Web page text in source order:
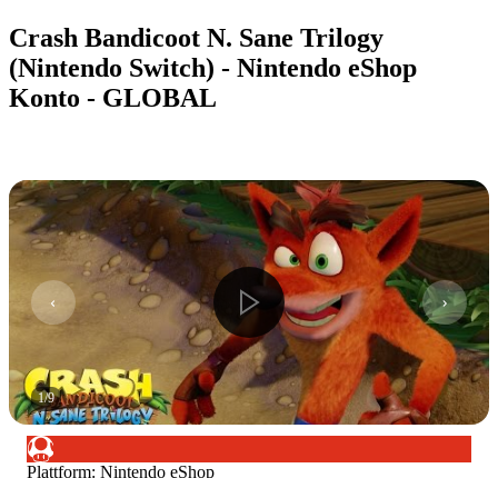
Crash Bandicoot N. Sane Trilogy
(Nintendo Switch) - Nintendo eShop
Konto - GLOBAL
1/9
Plattform: Nintendo eShop